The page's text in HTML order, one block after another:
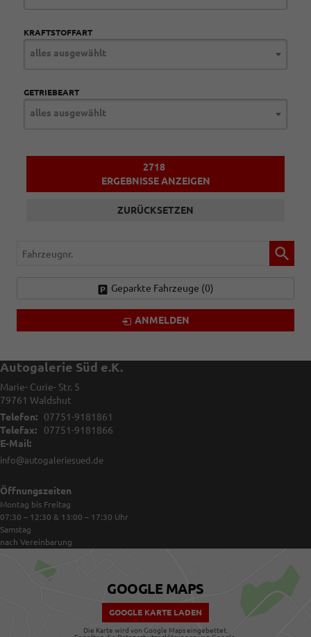
KRAFTSTOFFART
alles ausgewählt
GETRIEBEART
alles ausgewählt
2718
ERGEBNISSE ANZEIGEN
ZURÜCKSETZEN
Fahrzeugnr.
Geparkte Fahrzeuge (0)
ANMELDEN
Autogalerie Süd e.K.
Marie- Curie- Str. 5
79761 Waldshut
Telefon:
07751-9181861
Telefax:
07751-9181866
E-Mail:
info@autogaleriesued.de
Öffnungszeiten
Montag bis Freitag
07:30 – 12:30 & 13:00 – 17:30 Uhr
Samstag
nach Vereinbarung
GOOGLE MAPS
GOOGLE KARTE LADEN
Die Karte wird von Google Maps eingebettet.